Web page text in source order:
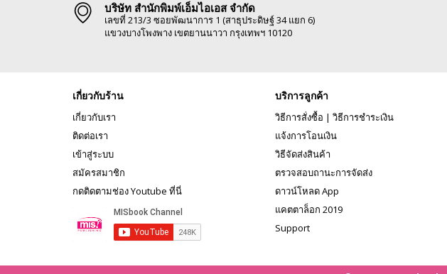
บริษัท สำนักพิมพ์เอ็มไอเอส จำกัด
เลขที่ 213/3 ซอยพัฒนาการ 1 (สาธุประดิษฐ์ 34 แยก 6)
แขวงบางโพงพาง เขตยานนาวา กรุงเทพฯ 10120
เกี่ยวกับร้าน
เกี่ยวกับเรา
ติดต่อเรา
เข้าสู่ระบบ
สมัครสมาชิก
กดติดตามช่อง Youtube ที่นี่
บริการลูกค้า
วิธีการสั่งซื้อ | วิธีการชำระเงิน
แจ้งการโอนเงิน
วิธีจัดส่งสินค้า
ตรวจสอบถานะการจัดส่ง
ดาวน์โหลด App
แคตตาล็อก 2019
Support